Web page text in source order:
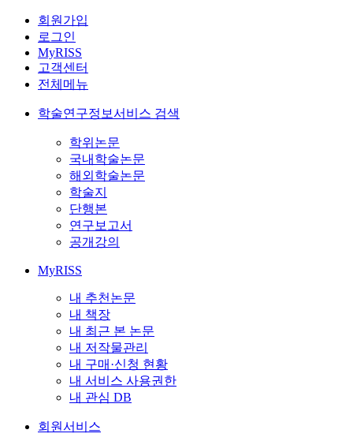
회원가입
로그인
MyRISS
고객센터
전체메뉴
학술연구정보서비스 검색
학위논문
국내학술논문
해외학술논문
학술지
단행본
연구보고서
공개강의
MyRISS
내 추천논문
내 책장
내 최근 본 논문
내 저작물관리
내 구매·신청 현황
내 서비스 사용권한
내 관심 DB
회원서비스